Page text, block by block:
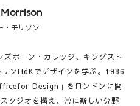
・モリソン
ボーン・カレッジ、キングスト
ンHdKでデザインを学ぶ。1986
Design」をロンドンに開
タジオを構え、常に新しい分野